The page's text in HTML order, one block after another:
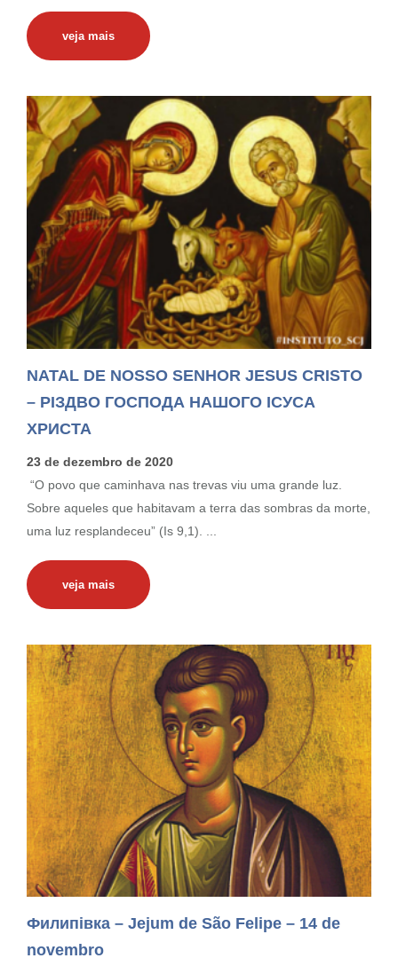
veja mais
NATAL DE NOSSO SENHOR JESUS CRISTO
– РІЗДВО ГОСПОДА НАШОГО ІСУСА
ХРИСТА
23 de dezembro de 2020
“O povo que caminhava nas trevas viu uma grande luz.
Sobre aqueles que habitavam a terra das sombras da morte,
uma luz resplandeceu” (Is 9,1). ...
veja mais
Филипівка – Jejum de São Felipe – 14 de
novembro